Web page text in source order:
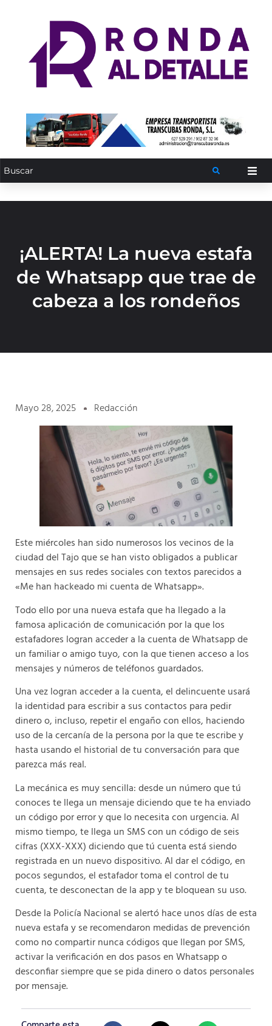
¡ALERTA! La nueva estafa
de Whatsapp que trae de
cabeza a los rondeños
Mayo 28, 2025 Redacción
Este miércoles han sido numerosos los vecinos de la
ciudad del Tajo que se han visto obligados a publicar
mensajes en sus redes sociales con textos parecidos a
«Me han hackeado mi cuenta de Whatsapp».
Todo ello por una nueva estafa que ha llegado a la
famosa aplicación de comunicación por la que los
estafadores logran acceder a la cuenta de Whatsapp de
un familiar o amigo tuyo, con la que tienen acceso a los
mensajes y números de teléfonos guardados.
Una vez logran acceder a la cuenta, el delincuente usará
la identidad para escribir a sus contactos para pedir
dinero o, incluso, repetir el engaño con ellos, haciendo
uso de la cercanía de la persona por la que te escribe y
hasta usando el historial de tu conversación para que
parezca más real.
La mecánica es muy sencilla: desde un número que tú
conoces te llega un mensaje diciendo que te ha enviado
un código por error y que lo necesita con urgencia. Al
mismo tiempo, te llega un SMS con un código de seis
cifras (XXX-XXX) diciendo que tú cuenta está siendo
registrada en un nuevo dispositivo. Al dar el código, en
pocos segundos, el estafador toma el control de tu
cuenta, te desconectan de la app y te bloquean su uso.
Desde la Policía Nacional se alertó hace unos días de esta
nueva estafa y se recomendaron medidas de prevención
como no compartir nunca códigos que llegan por SMS,
activar la verificación en dos pasos en Whatsapp o
desconfiar siempre que se pida dinero o datos personales
por mensaje.